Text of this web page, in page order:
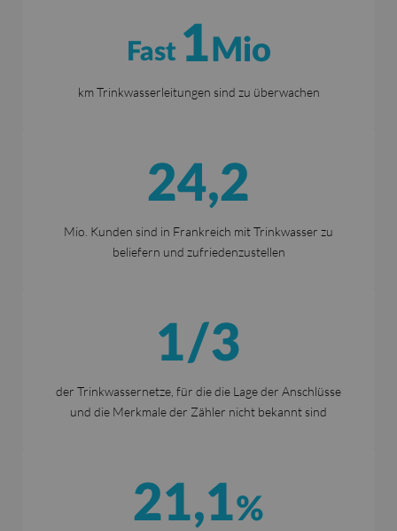
Fast 1 Mio
km Trinkwasserleitungen sind zu überwachen
24,2
Mio. Kunden sind in Frankreich mit Trinkwasser zu
beliefern und zufriedenzustellen
1/3
der Trinkwassernetze, für die die Lage der Anschlüsse
und die Merkmale der Zähler nicht bekannt sind
21,1%